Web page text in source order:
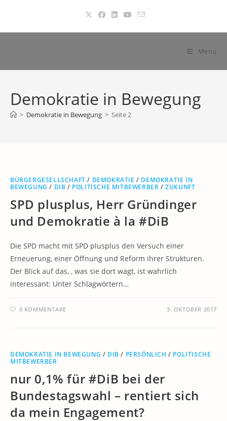
springen
Menü
Demokratie in Bewegung
> Demokratie in Bewegung > Seite 2
BÜRGERGESELLSCHAFT / DEMOKRATIE / DEMOKRATIE IN
BEWEGUNG / DIB / POLITISCHE MITBEWERBER /ZUKUNFT
SPD plusplus, Herr Gründinger
und Demokratie à la #DiB
Die SPD macht mit SPD plusplus den Versuch einer
Erneuerung, einer Öffnung und Reform ihrer Strukturen.
Der Blick auf das, , was sie dort wagt, ist wahrlich
interessant: Unter Schlagwörtern…
0 KOMMENTARE 3. OKTOBER 2017
DEMOKRATIE IN BEWEGUNG / DIB / PERSÖNLICH / POLITISCHE
MITBEWERBER
nur 0,1% für #DiB bei der
Bundestagswahl – rentiert sich
da mein Engagement?